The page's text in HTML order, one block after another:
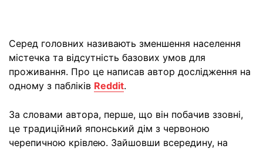
Серед головних називають зменшення населення
містечка та відсутність базових умов для
проживання. Про це написав автор дослідження на
одному з пабліків Reddit.
За словами автора, перше, що він побачив ззовні,
це традиційний японський дім з червоною
черепичною крівлею. Зайшовши всередину, на